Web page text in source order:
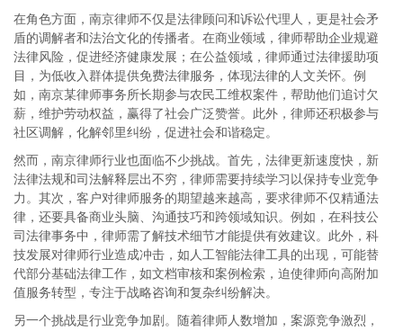
在角色方面，南京律师不仅是法律顾问和诉讼代理人，更是社会矛
盾的调解者和法治文化的传播者。在商业领域，律师帮助企业规避
法律风险，促进经济健康发展；在公益领域，律师通过法律援助项
目，为低收入群体提供免费法律服务，体现法律的人文关怀。例
如，南京某律师事务所长期参与农民工维权案件，帮助他们追讨欠
薪，维护劳动权益，赢得了社会广泛赞誉。此外，律师还积极参与
社区调解，化解邻里纠纷，促进社会和谐稳定。
然而，南京律师行业也面临不少挑战。首先，法律更新速度快，新
法律法规和司法解释层出不穷，律师需要持续学习以保持专业竞争
力。其次，客户对律师服务的期望越来越高，要求律师不仅精通法
律，还要具备商业头脑、沟通技巧和跨领域知识。例如，在科技公
司法律事务中，律师需了解技术细节才能提供有效建议。此外，科
技发展对律师行业造成冲击，如人工智能法律工具的出现，可能替
代部分基础法律工作，如文档审核和案例检索，迫使律师向高附加
值服务转型，专注于战略咨询和复杂纠纷解决。
另一个挑战是行业竞争加剧。随着律师人数增加，案源竞争激烈，